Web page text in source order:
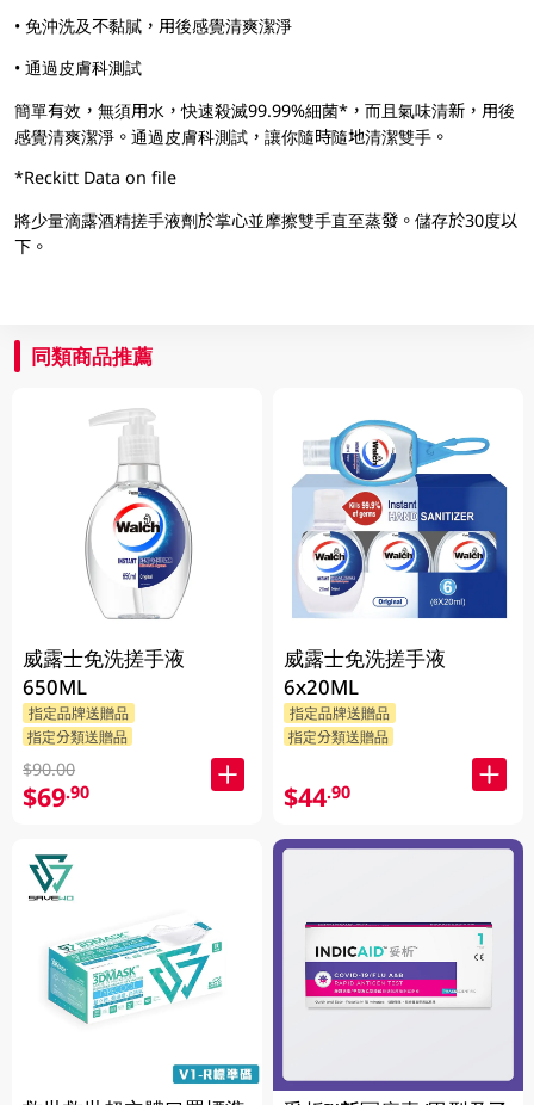
• 免沖洗及不黏膩，用後感覺清爽潔淨
• 通過皮膚科測試
簡單有效，無須用水，快速殺滅99.99%細菌*，而且氣味清新，用後
感覺清爽潔淨。通過皮膚科測試，讓你隨時隨地清潔雙手。
*Reckitt Data on file
將少量滴露酒精搓手液劑於掌心並摩擦雙手直至蒸發。儲存於30度以
下。
同類商品推薦
威露士免洗搓手液
650ML
指定品牌送贈品
指定分類送贈品
$90.00
$69.90
威露士免洗搓手液
6x20ML
指定品牌送贈品
指定分類送贈品
$44.90